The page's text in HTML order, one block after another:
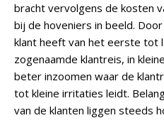
bracht vervolgens de kosten
bij de hoveniers in beeld.
klant heeft van het eerste tot
zogenaamde klantreis, in
beter inzoomen waar de
tot kleine irritaties leidt.
van de klanten liggen steeds